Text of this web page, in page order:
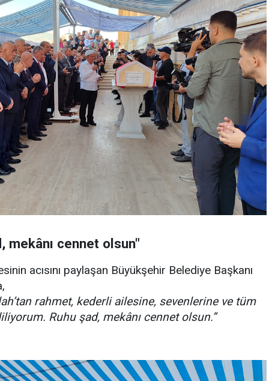
mekânı cennet olsun"
acısını paylaşan Büyükşehir Belediye Başkanı
rahmet, kederli ailesine, sevenlerine ve tüm
Ruhu şad, mekânı cennet olsun.”